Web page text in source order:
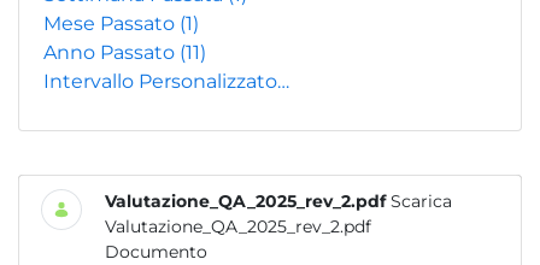
Mese Passato (1)
Anno Passato (11)
Intervallo Personalizzato…
Valutazione_QA_2025_rev_2.pdf Scarica
Valutazione_QA_2025_rev_2.pdf
Documento